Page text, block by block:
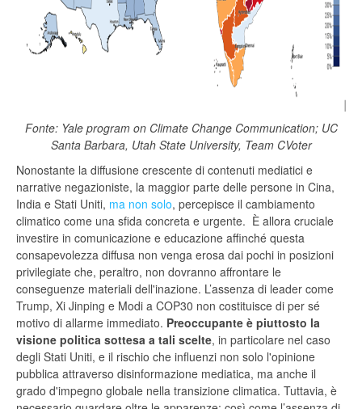
Fonte: Yale program on Climate Change Communication; UC
Santa Barbara, Utah State University, Team CVoter
Nonostante la diffusione crescente di contenuti mediatici e
narrative negazioniste, la maggior parte delle persone in Cina,
India e Stati Uniti, ma non solo, percepisce il cambiamento
climatico come una sfida concreta e urgente. È allora cruciale
investire in comunicazione e educazione affinché questa
consapevolezza diffusa non venga erosa dai pochi in posizioni
privilegiate che, peraltro, non dovranno affrontare le
conseguenze materiali dell'inazione. L’assenza di leader come
Trump, Xi Jinping e Modi a COP30 non costituisce di per sé
motivo di allarme immediato. Preoccupante è piuttosto la
visione politica sottesa a tali scelte, in particolare nel caso
degli Stati Uniti, e il rischio che influenzi non solo l'opinione
pubblica attraverso disinformazione mediatica, ma anche il
grado d'impegno globale nella transizione climatica. Tuttavia, è